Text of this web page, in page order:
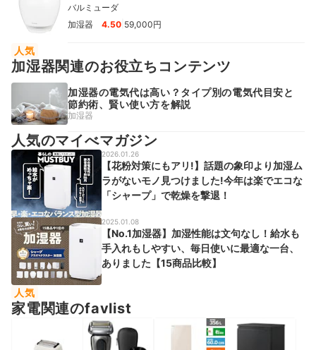
バルミューダ
加湿器
4.50 59,000円
人気
加湿器関連のお役立ちコンテンツ
加湿器の電気代は高い？タイプ別の電気代目安と
節約術、賢い使い方を解説
加湿器
人気のマイべマガジン
2026.01.26
【花粉対策にもアリ!】話題の象印より加湿ム
ラがないモノ見つけました!今年は楽でエコな
「シャープ」で乾燥を撃退！
2025.01.08
【No.1加湿器】加湿性能は文句なし！給水も
手入れもしやすい、毎日使いに最適な一台、
ありました【15商品比較】
人気
家電関連のfavlist